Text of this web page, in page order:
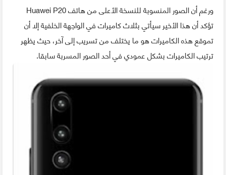
ورغم أن الصور المنسوبة للنسخة الأعلى من هاتف Huawei P20
تؤكد أن هذا الأخير سيأتي بثلاث كاميرات في الواجهة الخلفية إلا أن
تموقع هذه الكاميرات هو ما يختلف من تسريب إلى آخر، حيث يظهر
ترتيب الكاميرات بشكل عمودي في أحد الصور المسربة سابقا.